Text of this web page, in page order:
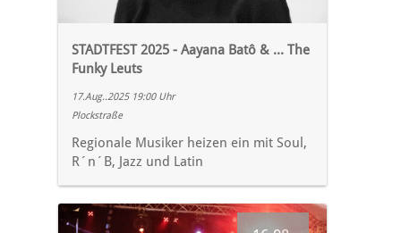
STADTFEST 2025 - Aayana Batô & ... The
Funky Leuts
17.Aug..2025 19:00 Uhr
Plockstraße
Regionale Musiker heizen ein mit Soul,
R´n´B, Jazz und Latin